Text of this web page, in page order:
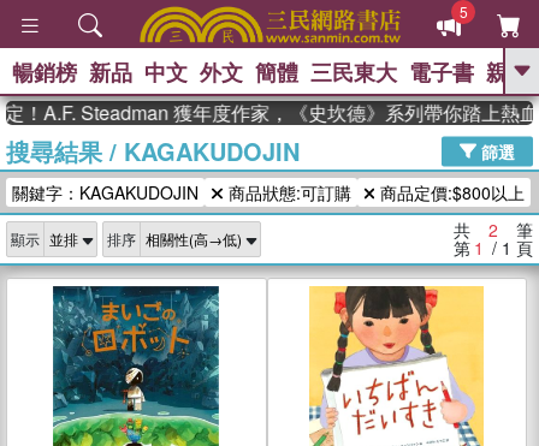
5
GO
熱搜： 東野圭吾 高希均教授回憶錄
、 The Odyssey 、 父親節 、 如果歷
史是一群喵 、 暑期推薦 、 國際布克
獎 臺灣漫遊錄 、 方念華 、 台灣的李
登輝時代
數學女孩：黎曼猜想 、
偉大的迷走神經
暢銷榜 新品 中文 外文 簡體 三民東大 電子書 親子
！A.F. Steadman 獲年度作家，《史坎德》系列帶你踏上熱
搜尋結果/ KAGAKUDOJIN
篩選
關鍵字：KAGAKUDOJIN
商品狀態:可訂購 商品定價:$800以上
顯示 排序 共 2 筆
第 1 / 1 頁